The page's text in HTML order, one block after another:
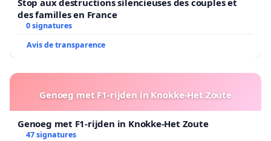
Stop aux destructions silencieuses des couples et
des familles en France
0 signatures
Avis de transparence
Genoeg met F1-rijden in Knokke-Het Zoute
Genoeg met F1-rijden in Knokke-Het Zoute
47 signatures